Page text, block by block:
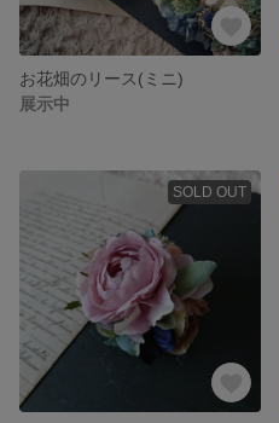
お花畑のリース(ミニ)
展示中
SOLD OUT